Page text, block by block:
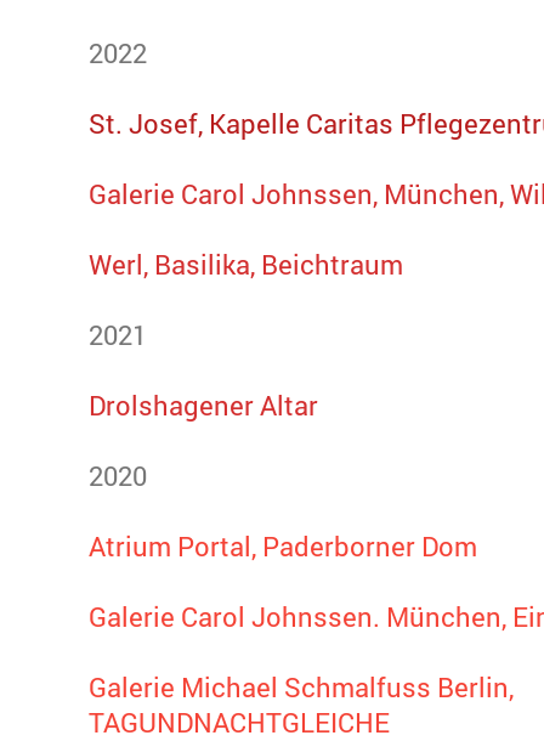
2022
St. Josef, Kapelle Caritas
Galerie Carol Johnssen, München,
Werl, Basilika, Beichtraum
2021
Drolshagener Altar
2020
Atrium Portal, Paderborner Dom
Galerie Carol Johnssen. München,
Galerie Michael Schmalfuss Berlin,
TAGUNDNACHTGLEICHE